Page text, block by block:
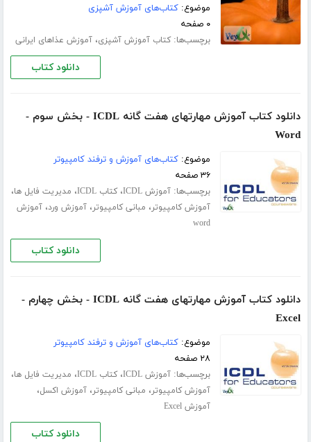
موضوع:کتاب‌های آموزش آشپزی
۰ صفحه
برچسب‌ها:کتاب آموزش آشپزی،آموزش عذاهای ایرانی
دانلود کتاب
دانلود کتاب آموزش مهارتهای هفت گانه ICDL - بخش سوم -
Word
موضوع:کتاب‌های آموزش و ترفند کامپیوتر
۳۶ صفحه
برچسب‌ها:آموزش ICDL ،کتاب ICDL ، مدیریت فایل ها،
آموزش کامپیوتر، مبانی کامپیوتر،آموزش ورد،آموزش
word
دانلود کتاب
دانلود کتاب آموزش مهارتهای هفت گانه ICDL - بخش چهارم -
Excel
موضوع:کتاب‌های آموزش و ترفند کامپیوتر
۲۸ صفحه
برچسب‌ها:آموزش ICDL ،کتاب ICDL ، مدیریت فایل ها،
آموزش کامپیوتر، مبانی کامپیوتر،آموزش اکسل،
آموزش Excel
دانلود کتاب